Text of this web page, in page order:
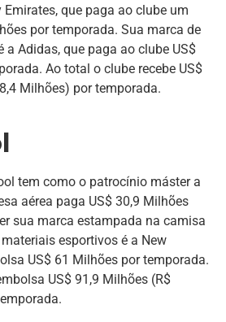
que paga ao clube um
por temporada. Sua marca de
a Adidas, que paga ao clube US$
Ao total o clube recebe US$
Milhões) por temporada.
tem como o patrocínio máster a
aérea paga US$ 30,9 Milhões
sua marca estampada na camisa
esportivos é a New
US$ 61 Milhões por temporada.
US$ 91,9 Milhões (R$